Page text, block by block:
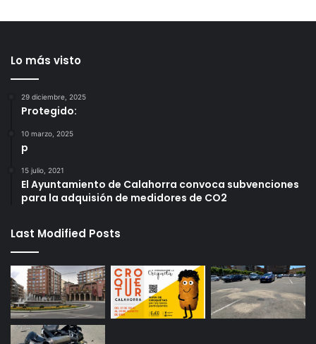
Lo más visto
29 diciembre, 2025
Protegido:
10 marzo, 2025
p
15 julio, 2021
El Ayuntamiento de Calahorra convoca subvenciones
para la adquisión de medidores de CO2
Last Modified Posts